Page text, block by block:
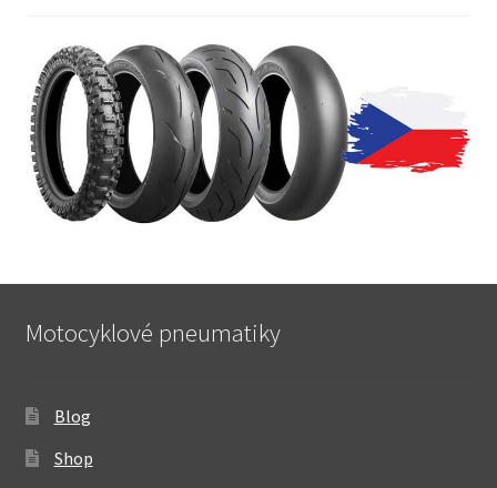
Motocyklové pneumatiky
Blog
Shop